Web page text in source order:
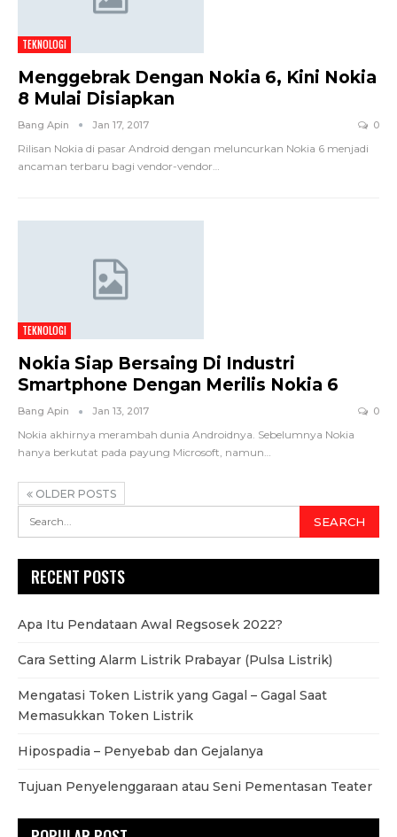
TEKNOLOGI
Menggebrak Dengan Nokia 6, Kini Nokia
8 Mulai Disiapkan
Bang Apin Jan 17, 2017 0
Rilisan Nokia di pasar Android dengan meluncurkan Nokia 6 menjadi
ancaman terbaru bagi vendor-vendor…
TEKNOLOGI
Nokia Siap Bersaing Di Industri
Smartphone Dengan Merilis Nokia 6
Bang Apin Jan 13, 2017 0
Nokia akhirnya merambah dunia Androidnya. Sebelumnya Nokia
hanya berkutat pada payung Microsoft, namun…
OLDER POSTS
RECENT POSTS
Apa Itu Pendataan Awal Regsosek 2022?
Cara Setting Alarm Listrik Prabayar (Pulsa Listrik)
Mengatasi Token Listrik yang Gagal – Gagal Saat
Memasukkan Token Listrik
Hipospadia – Penyebab dan Gejalanya
Tujuan Penyelenggaraan atau Seni Pementasan Teater